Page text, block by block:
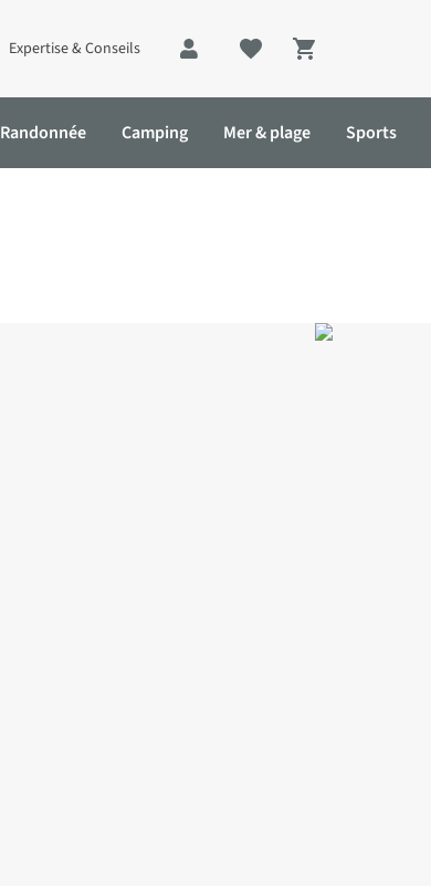
Expertise & Conseils
Shopping cart
Randonnée Camping Mer & plage Sports